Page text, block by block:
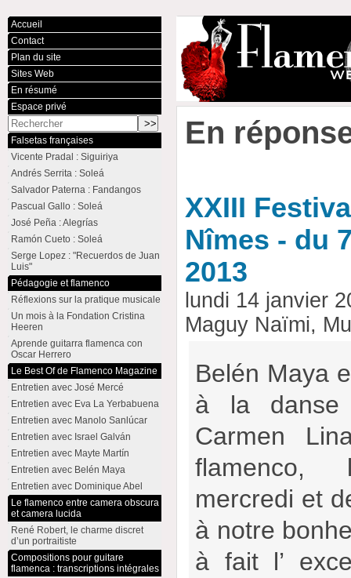
En
XXIII
Nîmes - du
2013
lundi 14 janvier
Maguy Naïmi,
Belén Maya
à la danse
Carmen
mercredi et
à notre
à fait l’
Accueil
Contact
Plan du site
Sites Web
En résumé
Espace privé
Falsetas françaises
Vicente Pradal : Siguiriya
Andrés Serrita : Soleá
Salvador Paterna : Fandangos
Pascual Gallo : Soleá
José Peña : Alegrías
Ramón Cueto : Soleá
Serge Lopez : "Recuerdos de Juan
Luis"
Pédagogie et flamenco
Réflexions sur la pratique musicale
Un mois à la Fondation Cristina
Heeren
Aprende guitarra flamenca con
Oscar Herrero
Le Best Of de Flamenco Magazine
Entretien avec José Mercé
Entretien avec Eva La Yerbabuena
Entretien avec Manolo Sanlúcar
Entretien avec Israel Galván
Entretien avec Mayte Martín
Entretien avec Belén Maya
Entretien avec Dominique Abel
Le flamenco entre camera obscura
et camera lucida
René Robert, le charme discret
d’un portraitiste
Compositions pour guitare
flamenca : transcriptions intégrales